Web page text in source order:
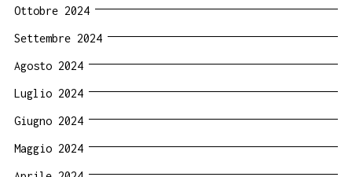
Ottobre 2024
Settembre 2024
Agosto 2024
Luglio 2024
Giugno 2024
Maggio 2024